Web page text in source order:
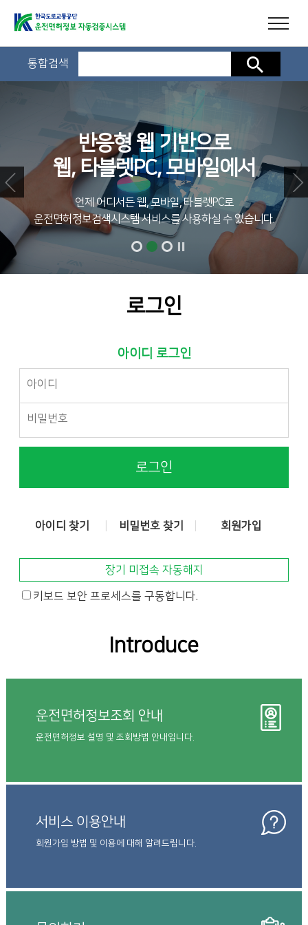
통합검색 검색
반응형 웹 기반으로
웹, 타블렛PC, 모바일에서
언제 어디서든 웹, 모바일, 타블렛PC로
운전면허정보검색시스템 서비스를 사용하실 수 있습니다.
로그인
아이디 로그인
로그인
아이디 찾기 비밀번호 찾기 회원가입
장기 미접속 자동해지
키보드 보안 프로세스를 구동합니다.
Introduce
운전면허정보조회 안내
운전면허정보 설명 및 조회방법 안내입니다.
서비스 이용안내
회원가입 방법 및 이용에 대해 알려드립니다.